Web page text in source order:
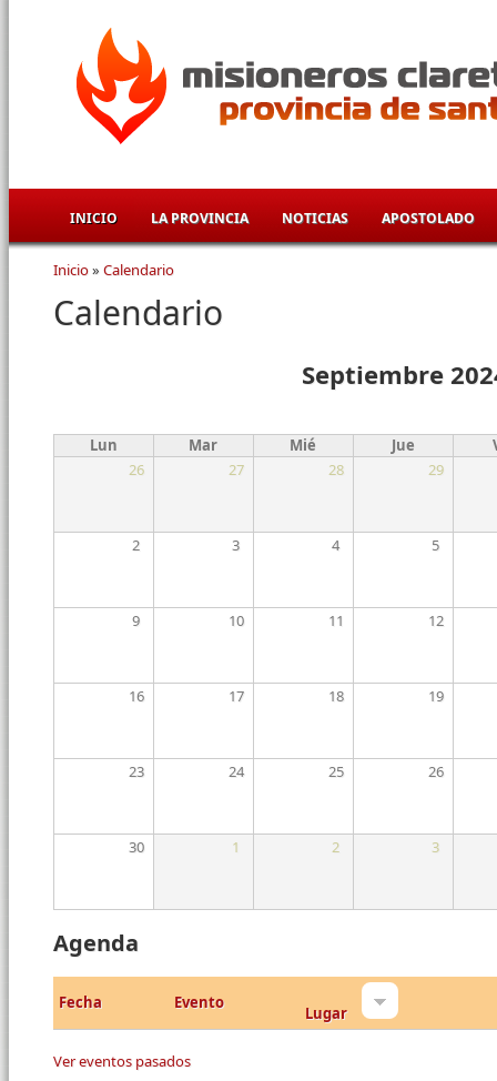
INICIO LA PROVINCIA NOTICIAS APOSTOLADO
Se encuentra usted aquí
Inicio» Calendario
Calendario
Septiembre
Lun Mar Mié Jue
26
27 28 29
2 3 4 5
9 10 11 12
16 17 18 19
23 24 25 26
30 1 2 3
Agenda
Fecha Evento
Lugar
Ver eventos pasados